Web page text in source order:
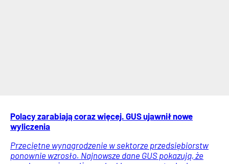
Polacy zarabiają coraz więcej. GUS ujawnił nowe
wyliczenia
Przeciętne wynagrodzenie w sektorze przedsiębiorstw
ponownie wzrosło. Najnowsze dane GUS pokazują, że